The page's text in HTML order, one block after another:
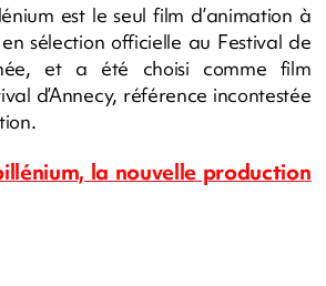
est le seul film d’animation à
sélection officielle au Festival de
et a été choisi comme film
d’Annecy, référence incontestée
la nouvelle production